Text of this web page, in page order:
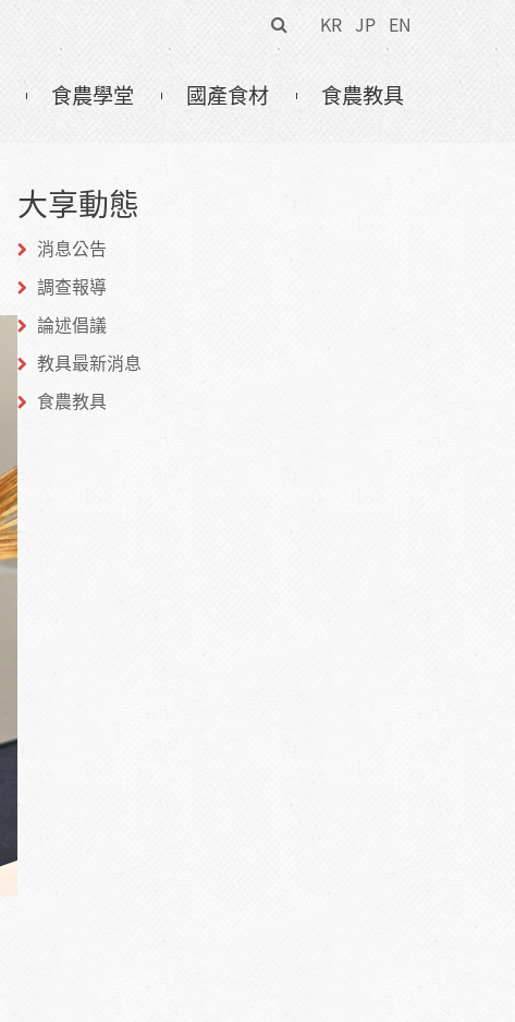
KR JP EN
搜
尋
表
單
食農學堂 國產食材 食農教具
大享動態
消息公告
調查報導
論述倡議
教具最新消息
食農教具